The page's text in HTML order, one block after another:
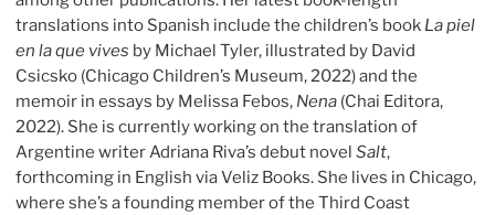
translations into Spanish include the children’s book La piel
en la que vives by Michael Tyler, illustrated by David
Csicsko (Chicago Children’s Museum, 2022) and the
memoir in essays by Melissa Febos, Nena (Chai Editora,
2022). She is currently working on the translation of
Argentine writer Adriana Riva’s debut novelSalt,
forthcoming in English via Veliz Books. She lives in Chicago,
where she’s a founding member of the Third Coast